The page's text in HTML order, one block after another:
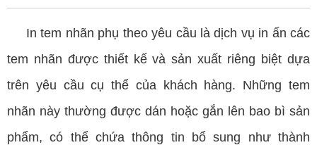
In tem nhãn phụ theo yêu cầu là dịch vụ in ấn các
tem nhãn được thiết kế và sản xuất riêng biệt dựa
trên yêu cầu cụ thể của khách hàng. Những tem
nhãn này thường được dán hoặc gắn lên bao bì sản
phẩm, có thể chứa thông tin bổ sung như thành